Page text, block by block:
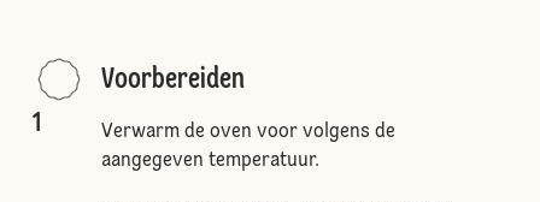
1
Voorbereiden
Verwarm de oven voor volgens de
aangegeven temperatuur.